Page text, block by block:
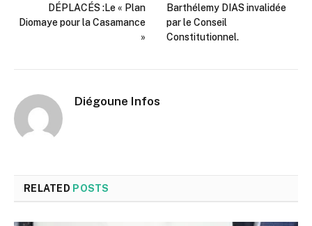
DÉPLACÉS :Le « Plan
Diomaye pour la Casamance
»
Barthélemy DIAS invalidée
par le Conseil
Constitutionnel.
Diégoune Infos
RELATED POSTS